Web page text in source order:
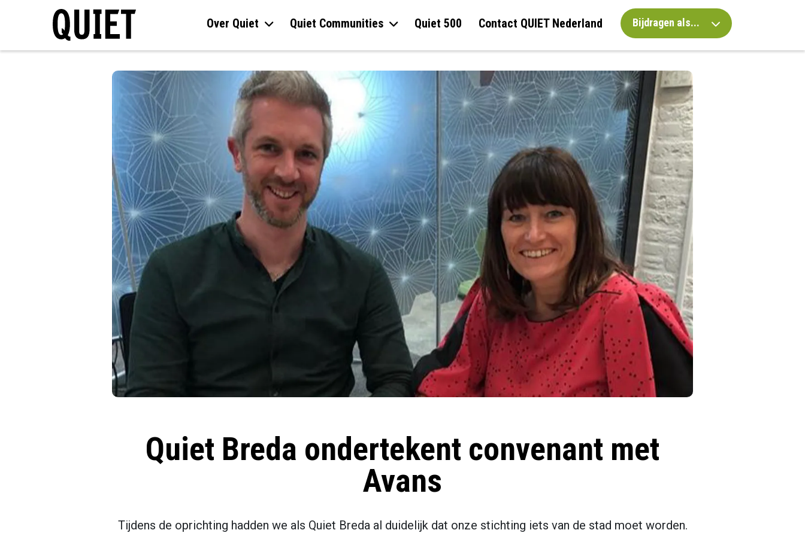
Over Quiet Quiet Communities Quiet 500 Contact QUIET Nederland Bijdragen als...
Quiet Breda ondertekent convenant met
Avans
Tijdens de oprichting hadden we als Quiet Breda al duidelijk dat onze stichting iets van de stad moet worden.